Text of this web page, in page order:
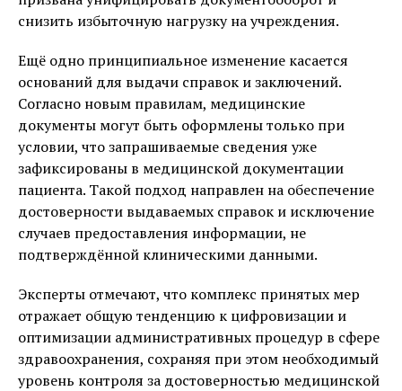
снизить избыточную нагрузку на учреждения.
Ещё одно принципиальное изменение касается
оснований для выдачи справок и заключений.
Согласно новым правилам, медицинские
документы могут быть оформлены только при
условии, что запрашиваемые сведения уже
зафиксированы в медицинской документации
пациента. Такой подход направлен на обеспечение
достоверности выдаваемых справок и исключение
случаев предоставления информации, не
подтверждённой клиническими данными.
Эксперты отмечают, что комплекс принятых мер
отражает общую тенденцию к цифровизации и
оптимизации административных процедур в сфере
здравоохранения, сохраняя при этом необходимый
уровень контроля за достоверностью медицинской